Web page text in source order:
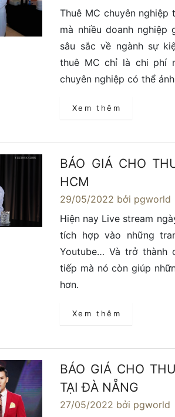
Thuê MC chuyên
mà nhiều doanh nghiệp
sâu sắc về ngành sự
thuê MC chỉ là chi phí
chuyên nghiệp có thể
Xem thêm
BÁO GIÁ CHO
HCM
29/05/2022 bởi pgworld
Hiện nay Live stream
tích hợp vào những
Youtube… Và trở
tiếp mà nó còn giúp
hơn.
Xem thêm
BÁO GIÁ CHO
TẠI ĐÀ NẴNG
27/05/2022 bởi pgworld